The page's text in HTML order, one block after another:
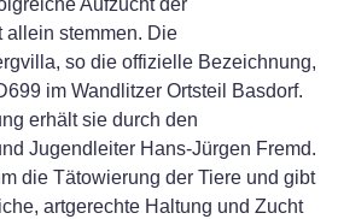
Aufzucht der
allein stemmen. Die
so die offizielle Bezeichnung,
im Wandlitzer Ortsteil Basdorf.
erhält sie durch den
Jugendleiter Hans-Jürgen Fremd.
die Tätowierung der Tiere und gibt
artgerechte Haltung und Zucht